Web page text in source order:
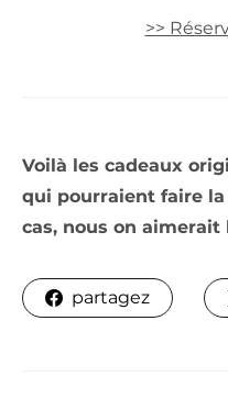
>>
Voilà les cadeaux
qui pourraient faire la
cas, nous on aimerait
partagez